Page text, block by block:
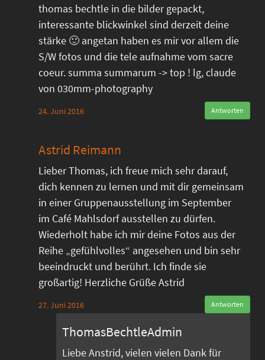
thomas bechtle in die bilder gepackt,
interessante blickwinkel sind derzeit deine
stärke 🙂 angetan haben es mir vor allem die
S/W fotos und die tele aufnahme vom sacre
coeur. summa summarum -> top ! lg, claude
von 030mm-photography
24. Juni 2016 Antworten
Astrid Reimann
Lieber Thomas, ich freue mich sehr darauf,
dich kennen zu lernen und mit dir gemeinsam
in einer Gruppenausstellung im September
im Café Mahlsdorf ausstellen zu dürfen.
Wiederholt habe ich mir deine Fotos aus der
Reihe „gefühlvolles“ angesehen und bin sehr
beeindruckt und berührt. Ich finde sie
großartig! Herzliche Grüße Astrid
27. Juni 2016 Antworten
ThomasBechtleAdmin
Liebe Anstrid, vielen vielen Dank für